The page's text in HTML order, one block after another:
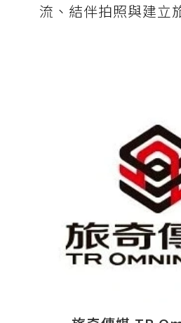
流、結伴拍照與建立